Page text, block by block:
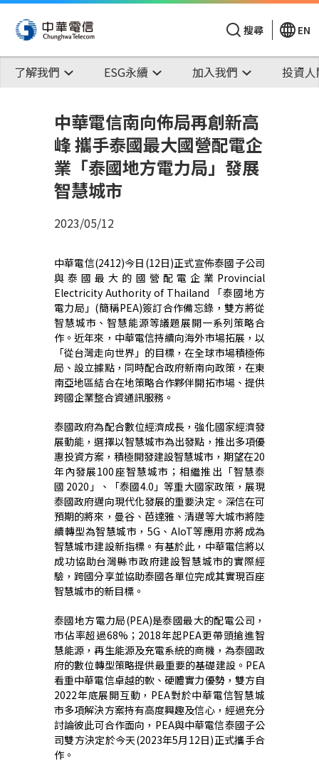
搜尋 EN
了解我們 ESG永續 加入我們 投資
中華電信南向佈局再創新高
峰 攜手泰國最大國營配電企
業「泰國地方電力局」發展
智慧城市
2023/05/12
中華電信(2412)今日(12日)正式宣佈泰國子公司
與泰國最大的國營配電企業Provincial
Electricity Authority of Thailand 「泰國地方
電力局」(簡稱PEA)簽訂合作備忘錄，雙方將從
智慧城市、智慧能源等議題展開一系列策略合
作。近年來，中華電信持續向海外市場拓展，以
「從台灣走向世界」的目標，在全球市場積極佈
局、設立據點，同時配合政府新南向政策，在東
南亞地區結合在地策略合作夥伴開拓市場、提供
跨國企業整合資通訊服務。
泰國政府為配合數位經濟成長，強化國家經濟發
展動能，選擇以智慧城市為出發點，推出多項優
惠投資方案，積極開發建設智慧城市，期望在20
年內發展100座智慧城市；相繼推出「智慧泰
國 2020」、「泰國4.0」等重大國家政策，展現
泰國政府邁向現代化發展的重要決定。深信在可
預期的將來，曼谷、芭達雅、清邁等大城市將陸
續轉型為智慧城市，5G、AIoT等應用亦將成為
智慧城市建設新指標。有基於此，中華電信將以
成功協助台灣縣市政府建設智慧城市的實際經
驗，跨國分享並協助泰國各單位完成其實現百座
智慧城市的新目標。
泰國地方電力局(PEA)是泰國最大的配電公司，
市佔率超過68%；2018年起PEA更帶頭搶進智
慧能源，再生能源及充電系統的商機，為泰國政
府的數位轉型策略提供最重要的基礎建設。PEA
看重中華電信卓越的軟、硬體實力優勢，雙方自
2022年底展開互動，PEA對於中華電信智慧城
市多項解決方案持有高度興趣及信心，經過充分
討論彼此可合作面向，PEA與中華電信泰國子公
司雙方決定於今天(2023年5月12日)正式攜手合
作。